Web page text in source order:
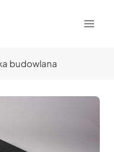
budowlana